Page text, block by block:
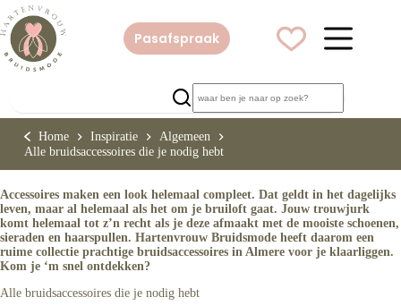
naar
de
inhoud
Pasafspraak
Home Inspiratie
Algemeen
Alle bruidsaccessoires die je nodig hebt
Accessoires maken een look helemaal compleet. Dat geldt in het dagelijks
leven, maar al helemaal als het om je bruiloft gaat. Jouw trouwjurk
komt helemaal tot z’n recht als je deze afmaakt met de mooiste schoenen,
sieraden en haarspullen. Hartenvrouw Bruidsmode heeft daarom een
ruime collectie prachtige bruidsaccessoires in Almere voor je klaarliggen.
Kom je ‘m snel ontdekken?
Alle bruidsaccessoires die je nodig hebt